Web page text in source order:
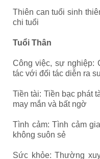
Thiên can tuổi sinh
chi tuổi
Tuổi Thân
Công việc, sự nghiệp:
tác với đối tác diễn ra
Tiền tài: Tiền bạc phát
may mắn và bất ngờ
Tình cảm: Tình cảm
không suôn sẻ
Sức khỏe: Thường